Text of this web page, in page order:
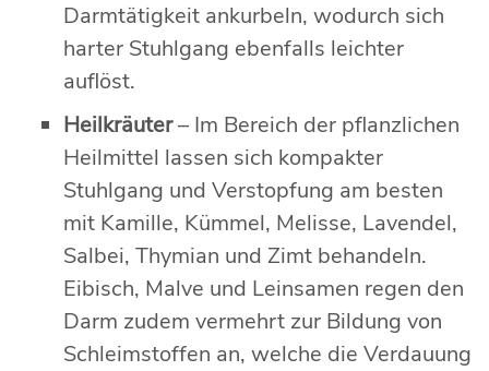
Darmtätigkeit ankurbeln, wodurch sich
harter Stuhlgang ebenfalls leichter
auflöst.
Heilkräuter– Im Bereich der pflanzlichen
Heilmittel lassen sich kompakter
Stuhlgang und Verstopfung am besten
mit Kamille, Kümmel, Melisse, Lavendel,
Salbei, Thymian und Zimt behandeln.
Eibisch, Malve und Leinsamen regen den
Darm zudem vermehrt zur Bildung von
Schleimstoffen an, welche die Verdauung